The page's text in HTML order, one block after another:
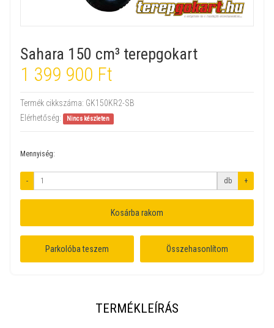
Sahara 150 cm³ terepgokart
1 399 900 Ft
Termék cikkszáma: GK150KR2-SB
Elérhetőség:
Nincs készleten
Mennyiség:
- db +
Kosárba rakom
Parkolóba teszem Összehasonlítom
TERMÉKLEÍRÁS